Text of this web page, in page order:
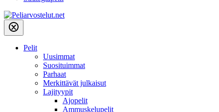
Pelit
Uusimmat
Suosituimmat
Parhaat
Merkittävät julkaisut
Lajityypit
Ajopelit
Ammuskelupelit